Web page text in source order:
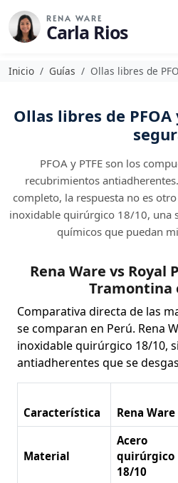
RENA WARE
Carla Rios
Inicio Guías Ollas libres de
Ollas libres de PFOA
PFOA y PTFE son los
recubrimientos
completo, la respuesta no es
inoxidable quirúrgico 18/10, una
químicos que puedan
Rena Ware vs Royal
Tramontina
Comparativa directa de las
se comparan en Perú. Rena
inoxidable quirúrgico 18/10,
antiadherentes que se
Característica Rena Ware
Material
Acero
quirúrgico
18/10